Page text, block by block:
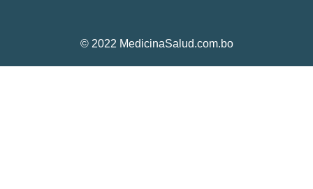
© 2022 MedicinaSalud.com.bo